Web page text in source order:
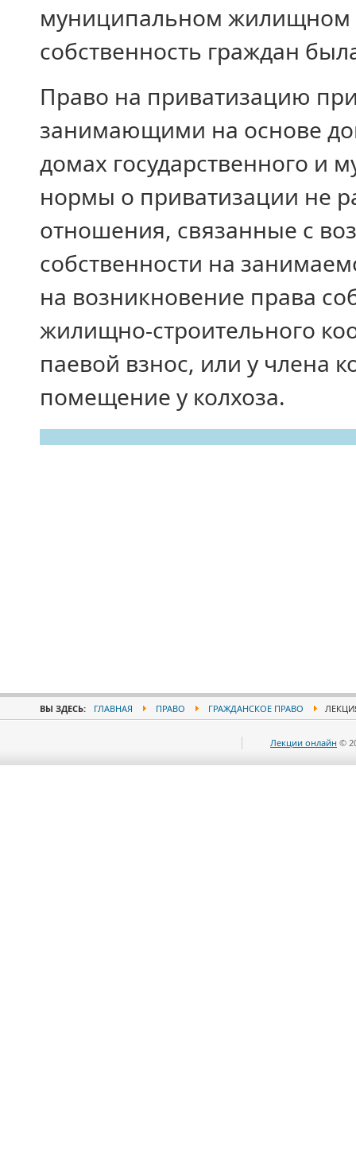
муниципальном жилищном
собственность граждан
Право на приватизацию
занимающими на основе
домах государственного и
нормы о приватизации не
отношения, связанные с
собственности на
на возникновение права
жилищно-строительного
паевой взнос, или у члена
помещение у колхоза.
ВЫ ЗДЕСЬ: ГЛАВНАЯ ПРАВО ГРАЖДАНСКОЕ ПРАВО
Лекции онлайн ©